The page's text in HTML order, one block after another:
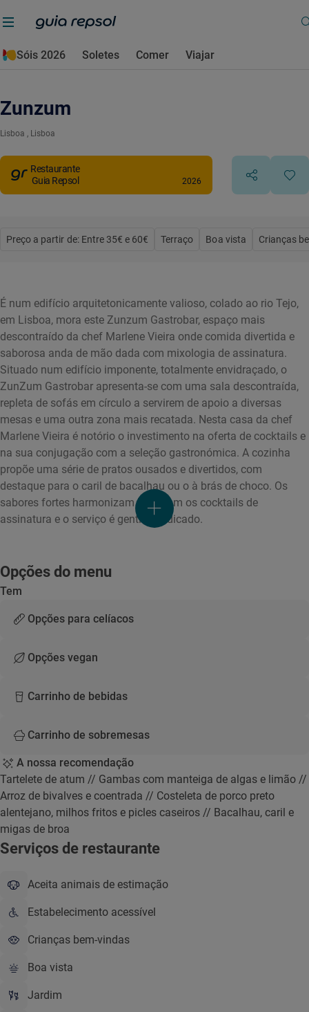
Sóis 2026 Soletes Comer Viajar
Zunzum
Lisboa , Lisboa
Restaurante
Guia Repsol
2026
Preço a partir de: Entre 35€ e 60€ Terraço Boa vista Crianças
É num edifício arquitetonicamente valioso, colado ao rio Tejo,
em Lisboa, mora este Zunzum Gastrobar, espaço mais
descontraído da chef Marlene Vieira onde comida divertida e
saborosa anda de mão dada com mixologia de assinatura.
Situado num edifício imponente, totalmente envidraçado, o
ZunZum Gastrobar apresenta-se com uma sala descontraída,
repleta de sofás em círculo a servirem de apoio a diversas
mesas e uma outra zona mais recatada. Nesta casa da chef
Marlene Vieira é notório o investimento na oferta de cocktails e
na sua conjugação com a seleção gastronómica. A cozinha
propõe uma série de pratos ousados e divertidos, com
destaque para o caril de bacalhau ou o à brás de choco. Os
sabores fortes harmonizam bem com os cocktails de
assinatura e o serviço é gentil e dedicado.
Opções do menu
Tem
Opções para celíacos
Opções vegan
Carrinho de bebidas
Carrinho de sobremesas
A nossa recomendação
Tartelete de atum // Gambas com manteiga de algas e limão //
Arroz de bivalves e coentrada // Costeleta de porco preto
alentejano, milhos fritos e picles caseiros // Bacalhau, caril e
migas de broa
Serviços de restaurante
Aceita animais de estimação
Estabelecimento acessível
Crianças bem-vindas
Boa vista
Jardim